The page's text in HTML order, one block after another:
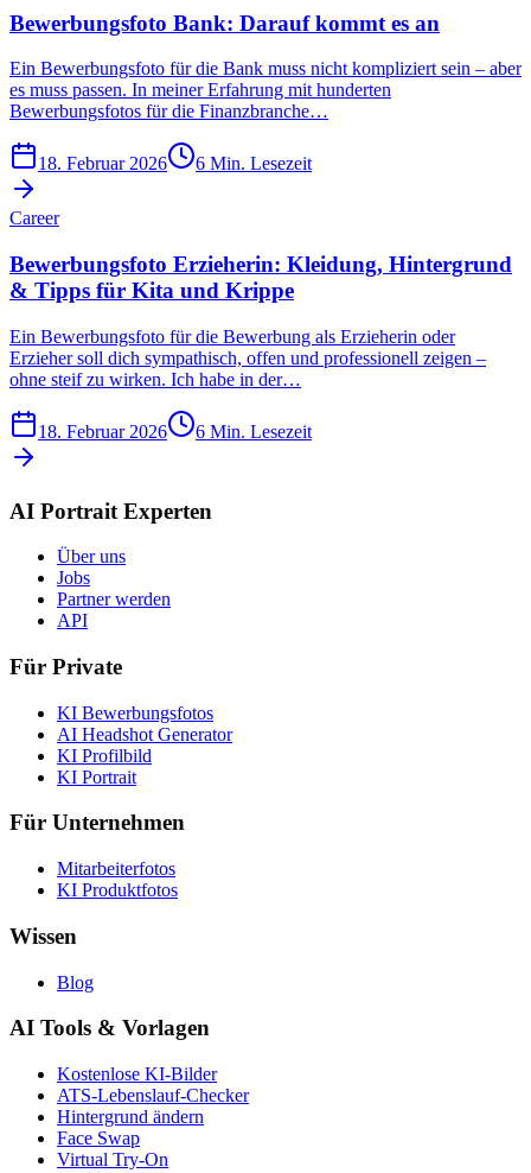
Bewerbungsfoto Bank: Darauf kommt es an
Ein Bewerbungsfoto für die Bank muss nicht kompliziert sein – aber
es muss passen. In meiner Erfahrung mit hunderten
Bewerbungsfotos für die Finanzbranche…
18. Februar 2026 6 Min. Lesezeit
Career
Bewerbungsfoto Erzieherin: Kleidung, Hintergrund
& Tipps für Kita und Krippe
Ein Bewerbungsfoto für die Bewerbung als Erzieherin oder
Erzieher soll dich sympathisch, offen und professionell zeigen –
ohne steif zu wirken. Ich habe in der…
18. Februar 2026 6 Min. Lesezeit
AI Portrait Experten
Über uns
Jobs
Partner werden
API
Für Private
KI Bewerbungsfotos
AI Headshot Generator
KI Profilbild
KI Portrait
Für Unternehmen
Mitarbeiterfotos
KI Produktfotos
Wissen
Blog
AI Tools & Vorlagen
Kostenlose KI-Bilder
ATS-Lebenslauf-Checker
Hintergrund ändern
Face Swap
Virtual Try-On